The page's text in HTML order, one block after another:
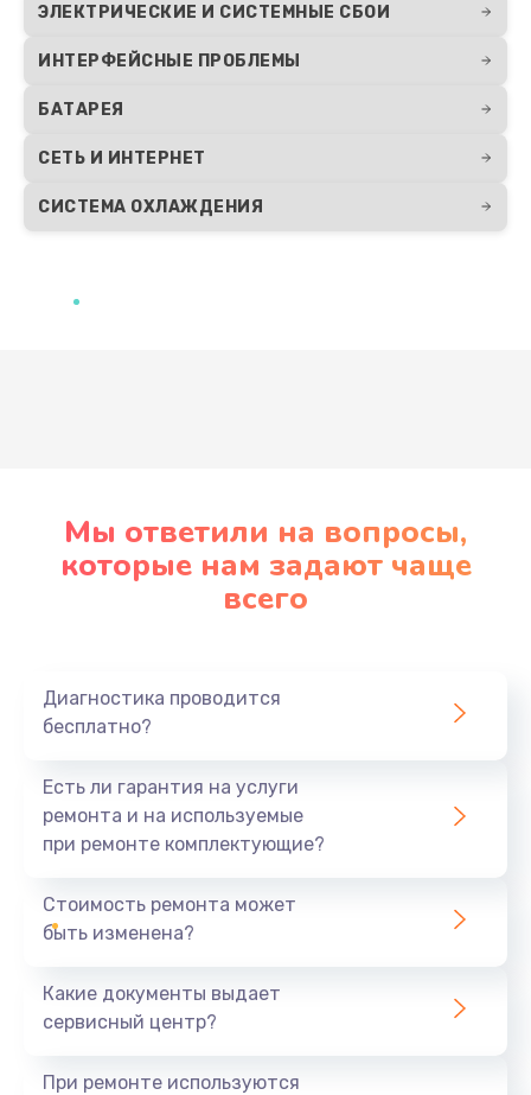
Замена тачпада
ЭЛЕКТРИЧЕСКИЕ И СИСТЕМНЫЕ СБОИ
ИНТЕРФЕЙСНЫЕ ПРОБЛЕМЫ
БАТАРЕЯ
СЕТЬ И ИНТЕРНЕТ
СИСТЕМА ОХЛАЖДЕНИЯ
Мы ответили на вопросы,
которые нам задают чаще
всего
Диагностика проводится
бесплатно?
Есть ли гарантия на услуги
ремонта и на используемые
при ремонте комплектующие?
Стоимость ремонта может
быть изменена?
Какие документы выдает
сервисный центр?
При ремонте используются